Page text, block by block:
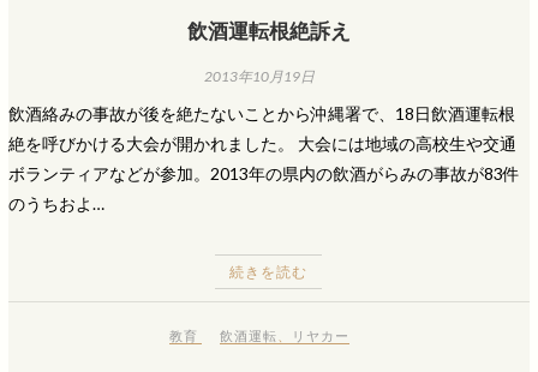
飲酒運転根絶訴え
2013年10月19日
飲酒絡みの事故が後を絶たないことから沖縄署で、18日飲酒運転根
絶を呼びかける大会が開かれました。 大会には地域の高校生や交通
ボランティアなどが参加。2013年の県内の飲酒がらみの事故が83件
のうちおよ…
続きを読む
教育 飲酒運転 リヤカー